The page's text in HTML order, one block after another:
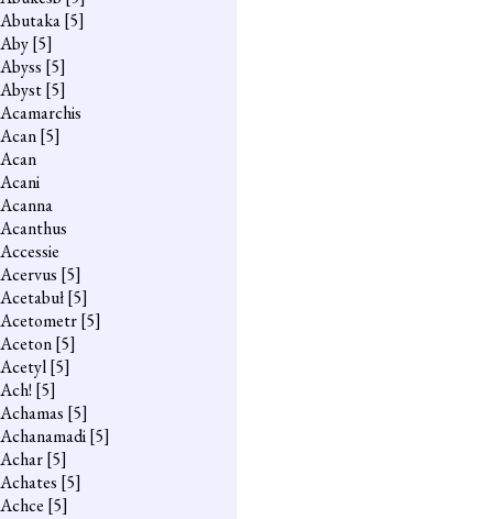
Abutaka[5]
Aby[5]
Abyss [5]
Abyst[5]
Acamarchis
Acan[5]
Acan
Acani
Acanna
Acanthus
Accessie
Acervus [5]
Acetabuł[5]
Acetometr[5]
Aceton[5]
Acetyl[5]
Ach! [5]
Achamas [5]
Achanamadi[5]
Achar[5]
Achates [5]
Achce [5]